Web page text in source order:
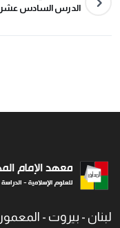
الدرس السادس
لبنان - بيروت -